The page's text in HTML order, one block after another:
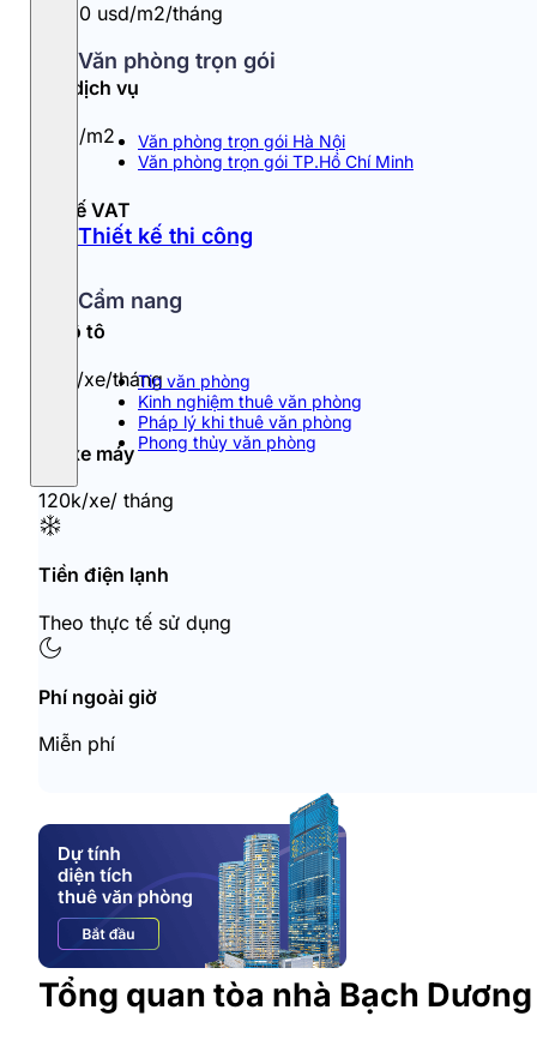
Văn phòng trọn gói
Văn phòng trọn gói Hà Nội
Văn phòng trọn gói TP.Hồ Chí Minh
Thiết kế thi công
Cẩm nang
Tin văn phòng
Kinh nghiệm thuê văn phòng
Pháp lý khi thuê văn phòng
Phong thủy văn phòng
9 - 10 usd/m2/tháng
Phí dịch vụ
1usd/m2
Thuế VAT
Đỗ ô tô
1.5tr/xe/tháng
Đỗ xe máy
120k/xe/ tháng
Tiền điện lạnh
Theo thực tế sử dụng
Phí ngoài giờ
Miễn phí
Tổng quan tòa nhà Bạch Dương